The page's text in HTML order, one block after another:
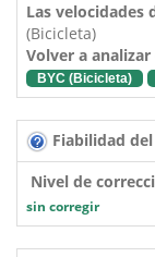
Las velocidades
(Bicicleta)
Volver a
BYC (Bicicleta)
Fiabilidad
Nivel de
sin corregir